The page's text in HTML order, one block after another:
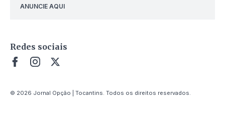
ANUNCIE AQUI
Redes sociais
© 2026 Jornal Opção | Tocantins. Todos os direitos reservados.